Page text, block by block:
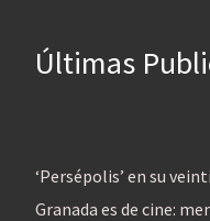
Últimas
‘Persépolis’ en su
Granada es de cine: